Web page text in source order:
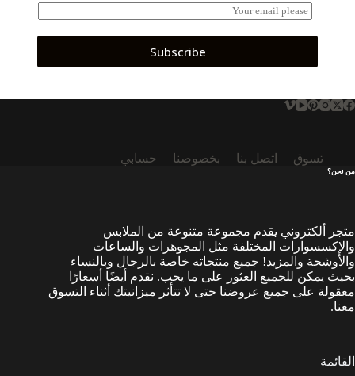
E
m
a
Subscribe
تسوق اتصل بنا بخصوصنا حسابي
من نحن؟
متجر ألكتروني يقدم مجموعة متنوعة من الملابس
والإكسسوارات المختلفة مثل المجوهرات والساعات
والأوشحة والمزيد! جميع منتجاته خاصة بالرجال وبالنساء
بحيث يمكن للجميع العثور على ما يحب. نقدم أيضًا أسعارًا
معقولة على جميع عروضنا حتى لا تتأثر ميزانيتك أثناء التسوق
معنا.
القائمة